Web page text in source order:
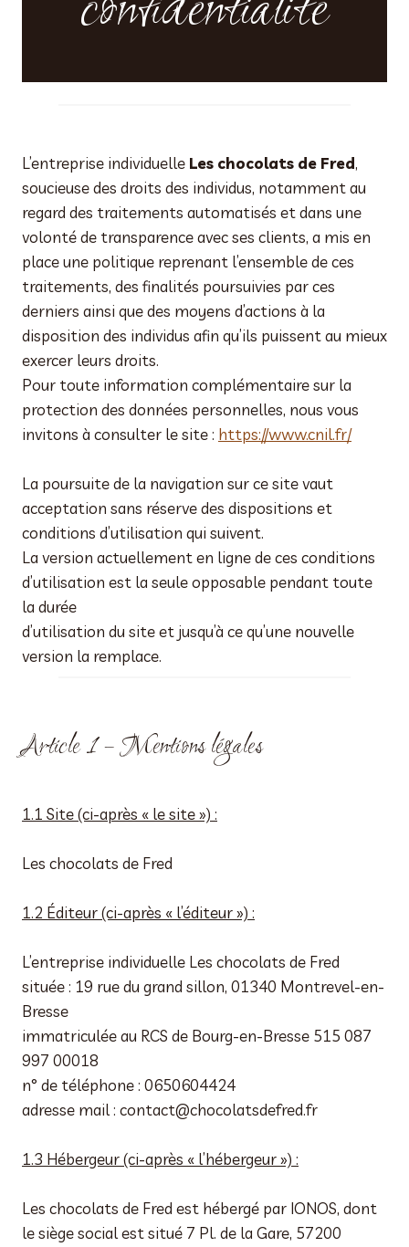
L’entreprise individuelle Les chocolats de Fred,
soucieuse des droits des individus, notamment au
regard des traitements automatisés et dans une
volonté de transparence avec ses clients, a mis en
place une politique reprenant l’ensemble de ces
traitements, des finalités poursuivies par ces
derniers ainsi que des moyens d’actions à la
disposition des individus afin qu’ils puissent au mieux
exercer leurs droits.
Pour toute information complémentaire sur la
protection des données personnelles, nous vous
invitons à consulter le site : https://www.cnil.fr/
La poursuite de la navigation sur ce site vaut
acceptation sans réserve des dispositions et
conditions d’utilisation qui suivent.
La version actuellement en ligne de ces conditions
d’utilisation est la seule opposable pendant toute
la durée
d’utilisation du site et jusqu’à ce qu’une nouvelle
version la remplace.
Article 1 – Mentions légales
1.1 Site (ci-après « le site ») :
Les chocolats de Fred
1.2 Éditeur (ci-après « l’éditeur ») :
L’entreprise individuelle Les chocolats de Fred
située : 19 rue du grand sillon, 01340 Montrevel-en-
Bresse
immatriculée au RCS de Bourg-en-Bresse 515 087
997 00018
n° de téléphone : 0650604424
adresse mail : contact@chocolatsdefred.fr
1.3 Hébergeur (ci-après « l’hébergeur ») :
Les chocolats de Fred est hébergé par IONOS, dont
le siège social est situé 7 Pl. de la Gare, 57200